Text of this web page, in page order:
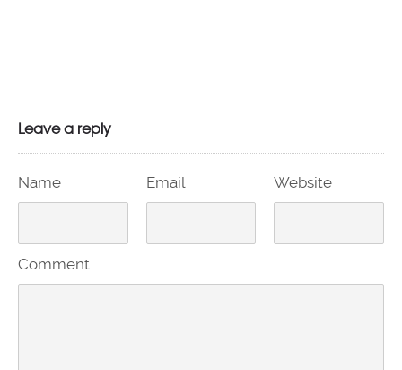
Leave a reply
Name Email Website
Comment